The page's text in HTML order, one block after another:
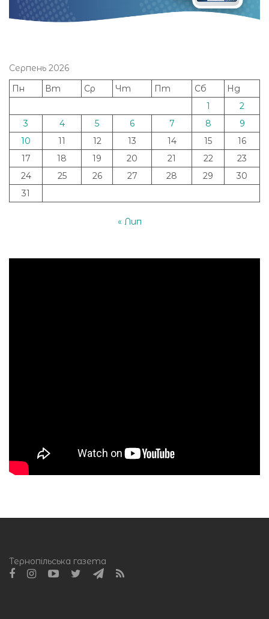
Серпень 2026
Пн
Вт Ср Чт Пт Сб
Нд
1
2
3
4 5 6 7 8
9
10
11 12 13 14 15
16
17
18 19 20 21 22
23
24
25 26 27 28 29
30
31
« Лип
Тернопільська газета